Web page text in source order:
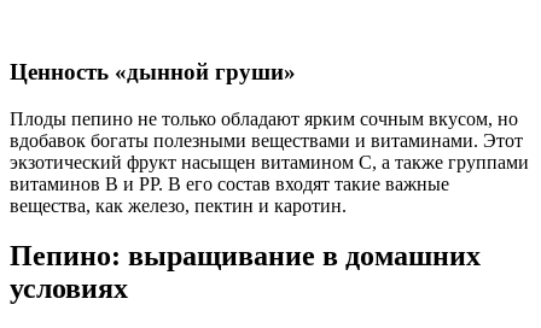
Ценность «дынной груши»
Плоды пепино не только обладают ярким сочным вкусом, но
вдобавок богаты полезными веществами и витаминами. Этот
экзотический фрукт насыщен витамином C, а также группами
витаминов B и PP. В его состав входят такие важные
вещества, как железо, пектин и каротин.
Пепино: выращивание в домашних
условиях